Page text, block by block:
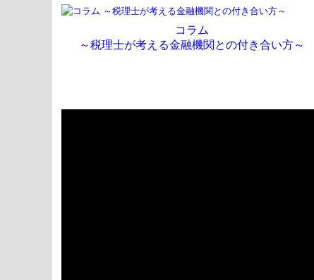
コラム
～税理士が考える金融機関との付き合い方～